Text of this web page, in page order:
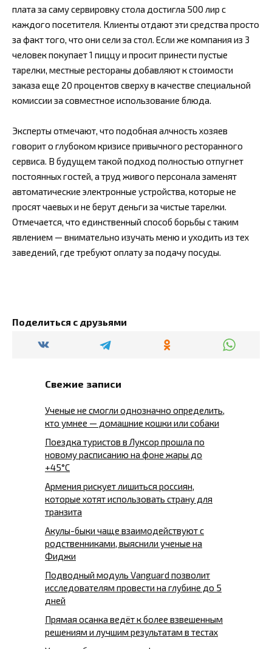
плата за саму сервировку стола достигла 500 лир с
каждого посетителя. Клиенты отдают эти средства просто
за факт того, что они сели за стол. Если же компания из 3
человек покупает 1 пиццу и просит принести пустые
тарелки, местные рестораны добавляют к стоимости
заказа еще 20 процентов сверху в качестве специальной
комиссии за совместное использование блюда.
Эксперты отмечают, что подобная алчность хозяев
говорит о глубоком кризисе привычного ресторанного
сервиса. В будущем такой подход полностью отпугнет
постоянных гостей, а труд живого персонала заменят
автоматические электронные устройства, которые не
просят чаевых и не берут деньги за чистые тарелки.
Отмечается, что единственный способ борьбы с таким
явлением — внимательно изучать меню и уходить из тех
заведений, где требуют оплату за подачу посуды.
Поделиться с друзьями
Свежие записи
Ученые не смогли однозначно определить,
кто умнее — домашние кошки или собаки
Поездка туристов в Луксор прошла по
новому расписанию на фоне жары до
+45°C
Армения рискует лишиться россиян,
которые хотят использовать страну для
транзита
Акулы-быки чаще взаимодействуют с
родственниками, выяснили ученые на
Фиджи
Подводный модуль Vanguard позволит
исследователям провести на глубине до 5
дней
Прямая осанка ведёт к более взвешенным
решениям и лучшим результатам в тестах